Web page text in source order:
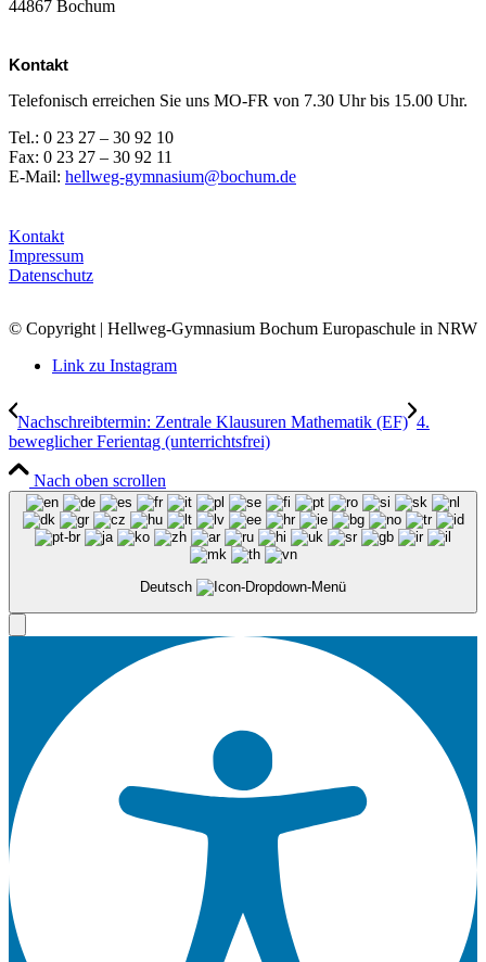
44867 Bochum
Kontakt
Telefonisch erreichen Sie uns MO-FR von 7.30 Uhr bis 15.00 Uhr.
Tel.: 0 23 27 – 30 92 10
Fax: 0 23 27 – 30 92 11
E-Mail: hellweg-gymnasium@bochum.de
Kontakt
Impressum
Datenschutz
© Copyright | Hellweg-Gymnasium Bochum Europaschule in NRW
Link zu Instagram
Nachschreibtermin: Zentrale Klausuren Mathematik (EF) 4.
beweglicher Ferientag (unterrichtsfrei)
Nach oben scrollen
Deutsch